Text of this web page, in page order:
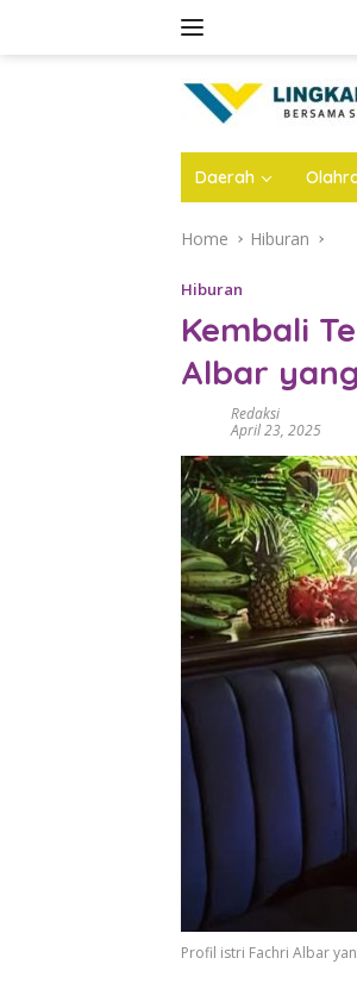
Daerah
Home Hiburan
Hiburan
Kembali
Albar
Redaksi
April 23, 2025
Profil istri Fachri Albar